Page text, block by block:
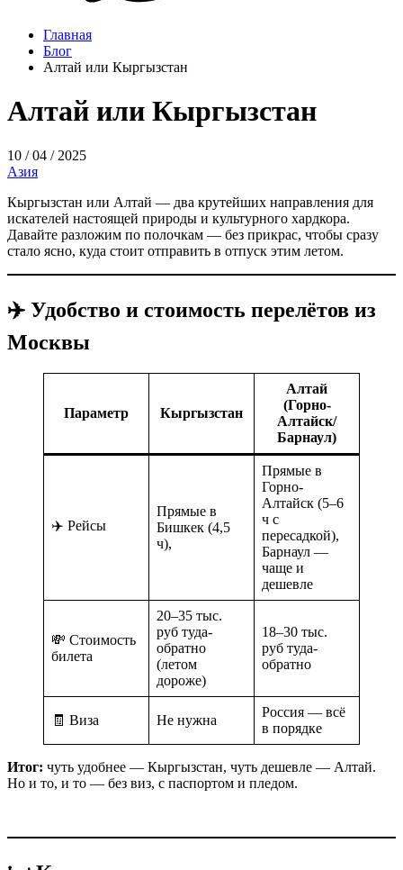
Главная
Блог
Алтай или Кыргызстан
Алтай или Кыргызстан
10 / 04 / 2025
Азия
Кыргызстан или Алтай — два крутейших направления для
искателей настоящей природы и культурного хардкора.
Давайте разложим по полочкам — без прикрас, чтобы сразу
стало ясно, куда стоит отправить в отпуск этим летом.
✈️ Удобство и стоимость перелётов из
Москвы
Параметр Кыргызстан
Алтай
(Горно-
Алтайск/
Барнаул)
✈️ Рейсы
Прямые в
Бишкек (4,5
ч),
Прямые в
Горно-
Алтайск (5–6
ч с
пересадкой),
Барнаул —
чаще и
дешевле
💸 Стоимость
билета
20–35 тыс.
руб туда-
обратно
(летом
дороже)
18–30 тыс.
руб туда-
обратно
🧾 Виза Не нужна
Россия — всё
в порядке
Итог: чуть удобнее — Кыргызстан, чуть дешевле — Алтай.
Но и то, и то — без виз, с паспортом и пледом.